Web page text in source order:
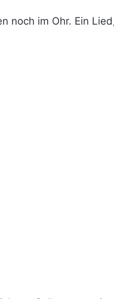
noch im Ohr. Ein